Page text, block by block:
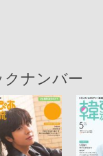
クナンバー